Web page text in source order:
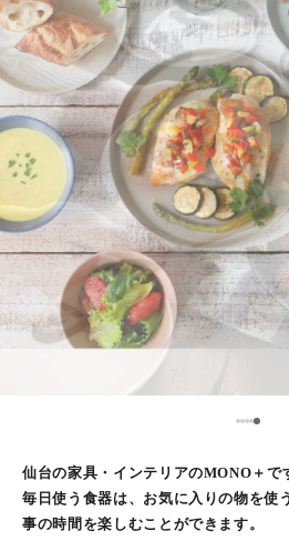
1234
仙台の家具・インテリアのMONO＋で
毎日使う食器は、お気に入りの物を使
事の時間を楽しむことができます。